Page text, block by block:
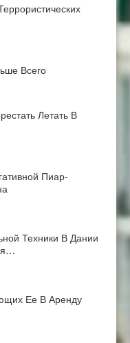
Всего
Летать В
Пиар-
Техники В Дании
Ее В Аренду